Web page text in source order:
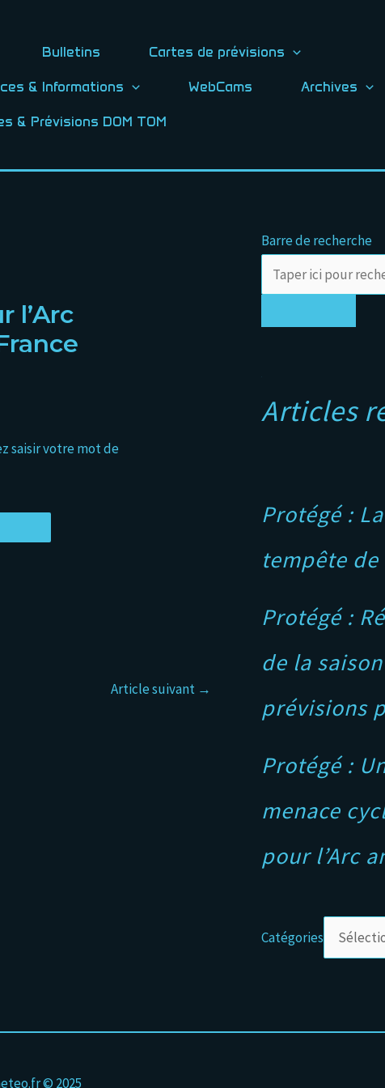
Bulletins Cartes de prévisions
& Informations WebCams Archives
& Prévisions DOM TOM
l’Arc
saisir votre mot de
Article suivant →
Barre de recherche
Articles
Protégé :
tempête de
Protégé :
de la
prévisions
Protégé :
menace
pour l’Arc
Catégories
© 2025